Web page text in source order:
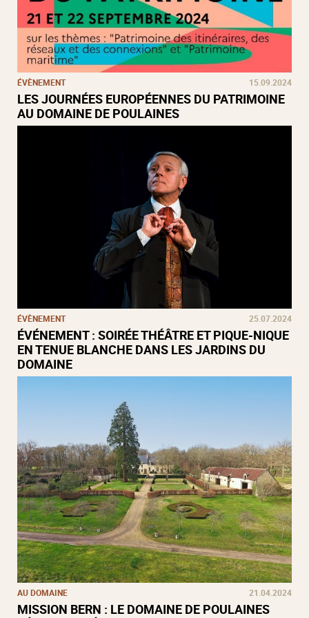
ÉVÈNEMENT 15.09.2024
LES JOURNÉES EUROPÉENNES DU PATRIMOINE
AU DOMAINE DE POULAINES
ÉVÈNEMENT 25.07.2024
ÉVÉNEMENT : SOIRÉE THÉÂTRE ET PIQUE-NIQUE
EN TENUE BLANCHE DANS LES JARDINS DU
DOMAINE
AU DOMAINE 21.04.2024
MISSION BERN : LE DOMAINE DE POULAINES